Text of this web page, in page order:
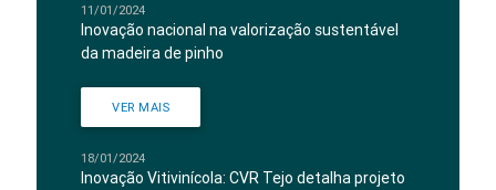
11/01/2024
Inovação nacional na valorização sustentável
da madeira de pinho
VER MAIS
18/01/2024
Inovação Vitivinícola: CVR Tejo detalha projeto